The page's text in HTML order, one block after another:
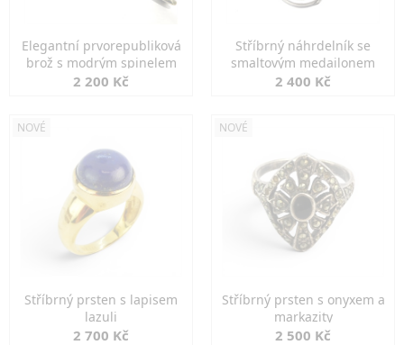
Elegantní prvorepubliková
brož s modrým spinelem
2 200 Kč
Stříbrný náhrdelník se
smaltovým medailonem
2 400 Kč
NOVÉ
Stříbrný prsten s lapisem
lazuli
2 700 Kč
NOVÉ
Stříbrný prsten s onyxem a
markazity
2 500 Kč